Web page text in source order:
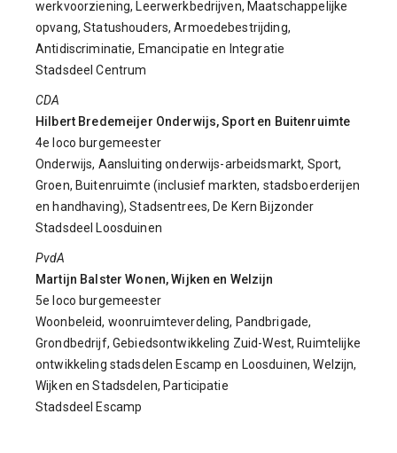
werkvoorziening, Leerwerkbedrijven, Maatschappelijke
opvang, Statushouders, Armoedebestrijding,
Antidiscriminatie, Emancipatie en Integratie
Stadsdeel Centrum
CDA
Hilbert Bredemeijer Onderwijs, Sport en Buitenruimte
4e loco burgemeester
Onderwijs, Aansluiting onderwijs-arbeidsmarkt, Sport,
Groen, Buitenruimte (inclusief markten, stadsboerderijen
en handhaving), Stadsentrees, De Kern Bijzonder
Stadsdeel Loosduinen
PvdA
Martijn Balster Wonen, Wijken en Welzijn
5e loco burgemeester
Woonbeleid, woonruimteverdeling, Pandbrigade,
Grondbedrijf, Gebiedsontwikkeling Zuid-West, Ruimtelijke
ontwikkeling stadsdelen Escamp en Loosduinen, Welzijn,
Wijken en Stadsdelen, Participatie
Stadsdeel Escamp